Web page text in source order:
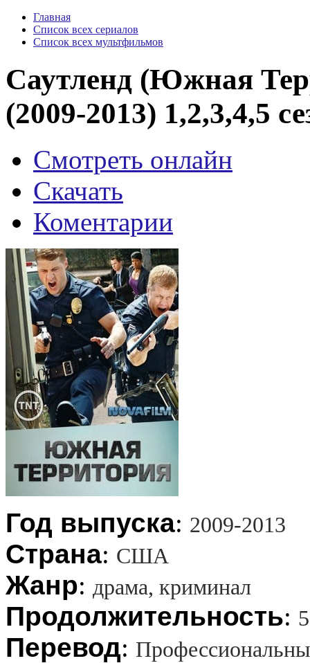
Главная
Список всех сериалов
Список всех мультфильмов
Саутленд (Южная
(2009-2013) 1,2,3,4,5
Смотреть онлайн
Скачать
Коментарии
Год выпуска: 2009-2013
Страна: США
Жанр: драма, криминал
Продолжительность:
Перевод: